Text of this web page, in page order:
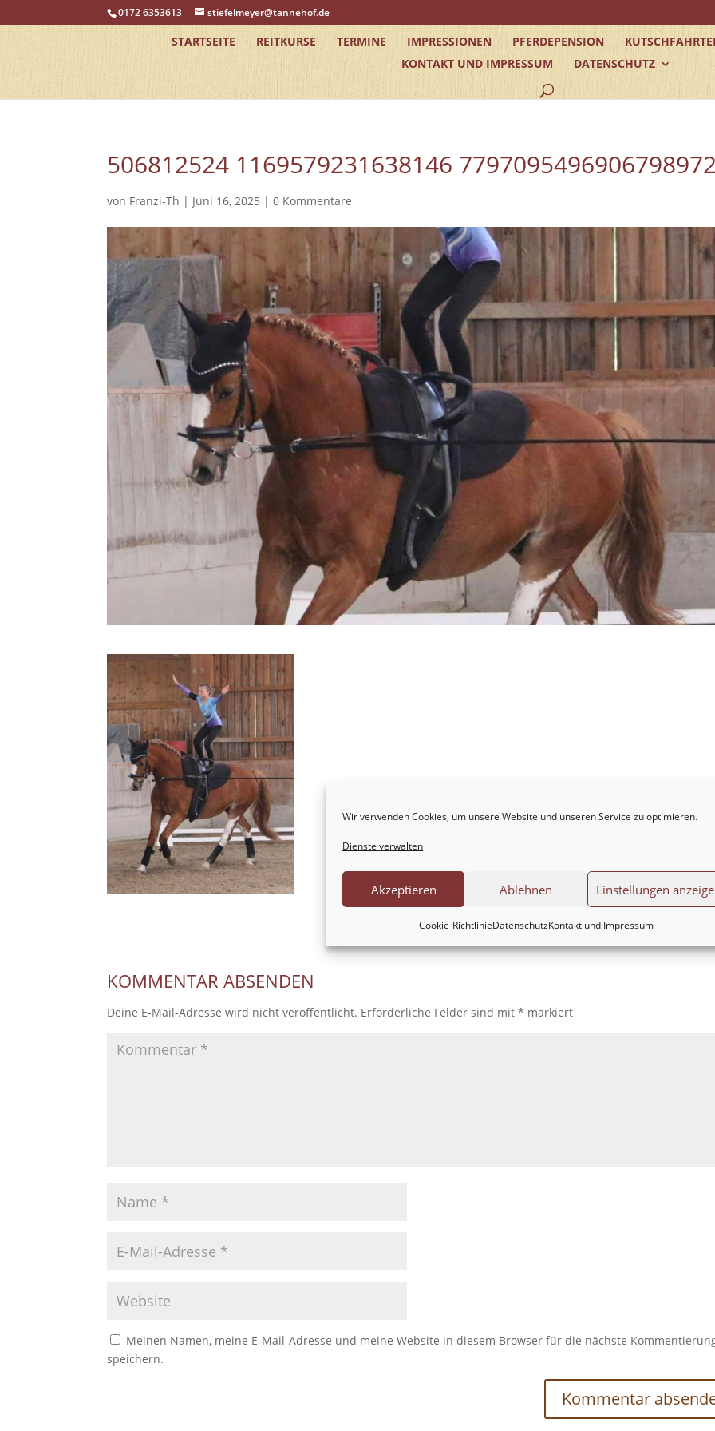
Wir verwenden Cookies, um unsere Website und unseren Service zu optimieren.
Dienste verwalten
Akzeptieren Ablehnen Einstellungen
Cookie-RichtlinieDatenschutzKontakt und Impressum
0172 6353613 stiefelmeyer@tannehof.de
STARTSEITE REITKURSE TERMINE IMPRESSIONEN PFERDEPENSION
KONTAKT UND IMPRESSUM
DATENSCHUTZ
506812524 1169579231638146
von Franzi-Th | Juni 16, 2025 |0 Kommentare
KOMMENTAR ABSENDEN
Deine E-Mail-Adresse wird nicht veröffentlicht. Erforderliche Felder sind mit* markiert
Meinen Namen, meine E-Mail-Adresse und meine Website in diesem Browser für die nächste
speichern.